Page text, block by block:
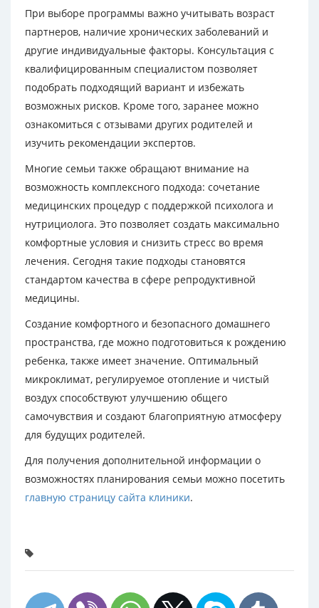
При выборе программы важно учитывать возраст
партнеров, наличие хронических заболеваний и
другие индивидуальные факторы. Консультация с
квалифицированным специалистом позволяет
подобрать подходящий вариант и избежать
возможных рисков. Кроме того, заранее можно
ознакомиться с отзывами других родителей и
изучить рекомендации экспертов.
Многие семьи также обращают внимание на
возможность комплексного подхода: сочетание
медицинских процедур с поддержкой психолога и
нутрициолога. Это позволяет создать максимально
комфортные условия и снизить стресс во время
лечения. Сегодня такие подходы становятся
стандартом качества в сфере репродуктивной
медицины.
Создание комфортного и безопасного домашнего
пространства, где можно подготовиться к рождению
ребенка, также имеет значение. Оптимальный
микроклимат, регулируемое отопление и чистый
воздух способствуют улучшению общего
самочувствия и создают благоприятную атмосферу
для будущих родителей.
Для получения дополнительной информации о
возможностях планирования семьи можно посетить
главную страницу сайта клиники.